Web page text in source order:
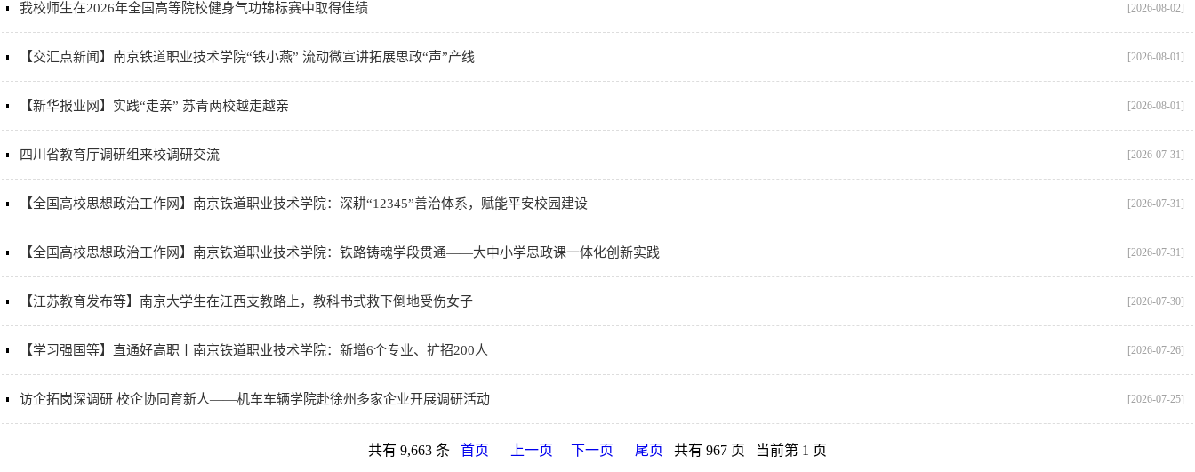
我校师生在2026年全国高等院校健身气功锦标赛中取得佳绩 [2026-08-02]
【交汇点新闻】南京铁道职业技术学院“铁小燕” 流动微宣讲拓展思政“声”产线 [2026-08-01]
【新华报业网】实践“走亲” 苏青两校越走越亲 [2026-08-01]
四川省教育厅调研组来校调研交流 [2026-07-31]
【全国高校思想政治工作网】南京铁道职业技术学院：深耕“12345”善治体系，赋能平安校园建设 [2026-07-31]
【全国高校思想政治工作网】南京铁道职业技术学院：铁路铸魂学段贯通——大中小学思政课一体化创新实践 [2026-07-31]
【江苏教育发布等】南京大学生在江西支教路上，教科书式救下倒地受伤女子 [2026-07-30]
【学习强国等】直通好高职丨南京铁道职业技术学院：新增6个专业、扩招200人 [2026-07-26]
访企拓岗深调研 校企协同育新人——机车车辆学院赴徐州多家企业开展调研活动 [2026-07-25]
共有 9,663 条 首页 上一页 下一页 尾页 共有 967 页 当前第 1 页